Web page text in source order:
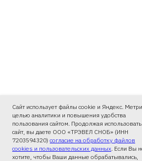
Сайт использует файлы cookie и Яндекс.
целью аналитики и повышения удобства
пользования сайтом. Продолжая использовать
сайт, вы даете ООО «ТРЭВЕЛ СНОБ» (ИНН
7203594320) согласие на обработку файлов
cookies и пользовательских данных. Если Вы
хотите, чтобы Ваши данные обрабатывались,